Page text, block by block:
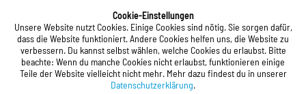
Cookie-Einstellungen
Unsere Website nutzt Cookies. Einige Cookies sind nötig. Sie sorgen dafür,
dass die Website funktioniert. Andere Cookies helfen uns, die Website zu
verbessern. Du kannst selbst wählen, welche Cookies du erlaubst. Bitte
beachte: Wenn du manche Cookies nicht erlaubst, funktionieren einige
Teile der Website vielleicht nicht mehr. Mehr dazu findest du in unserer
Datenschutzerklärung.
Studierendenwerk Vorderpfalz
Studierendenwerk Vorderpfalz
Anstalt des öffentlichen Rechts
Xylanderstraße 17
76829 Landau in der Pfalz